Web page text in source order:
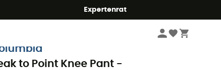
Expertenrat
Outdoor Hosen - Damen
to Point Knee Pant -